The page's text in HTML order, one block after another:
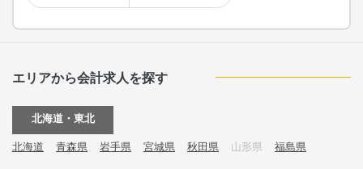
エリアから会計求人を探す
北海道・東北
北海道 青森県 岩手県 宮城県 秋田県 山形県 福島県